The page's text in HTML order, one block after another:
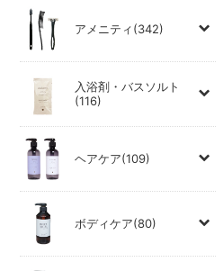
アメニティ(342)
入浴剤・バスソルト
(116)
ヘアケア(109)
ボディケア(80)